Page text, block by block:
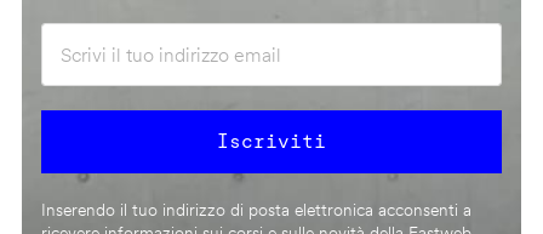
Inserendo il tuo indirizzo di posta elettronica acconsenti a